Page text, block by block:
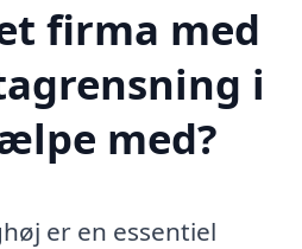
firma med
i
med?
er en essentiel